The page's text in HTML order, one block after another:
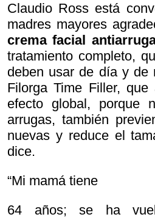
Claudio Ross está
madres mayores
crema facial
tratamiento completo,
deben usar de día y de
Filorga Time Filler, que
efecto global, porque
arrugas, también
nuevas y reduce el
dice.
“Mi mamá tiene
64 años; se ha